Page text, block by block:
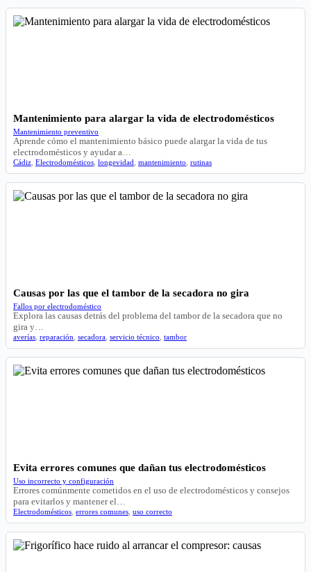
Mantenimiento para alargar la vida de electrodomésticos
Mantenimiento preventivo
Aprende cómo el mantenimiento básico puede alargar la vida de tus
electrodomésticos y ayudar a…
Cádiz Electrodomésticos longevidad mantenimiento rutinas
Causas por las que el tambor de la secadora no gira
Fallos por electrodoméstico
Explora las causas detrás del problema del tambor de la secadora que no
gira y…
averías reparación secadora servicio técnico tambor
Evita errores comunes que dañan tus electrodomésticos
Uso incorrecto y configuración
Errores comúnmente cometidos en el uso de electrodomésticos y consejos
para evitarlos y mantener el…
Electrodomésticos errores comunes uso correcto